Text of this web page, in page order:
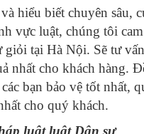
hiểu biết chuyên sâu,
vực luật, chúng tôi
giỏi tại Hà Nội. Sẽ tư
nhất cho khách hàng.
bạn bảo vệ tốt nhất,
cho quý khách.
luật luật Dân sự